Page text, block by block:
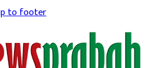
to footer